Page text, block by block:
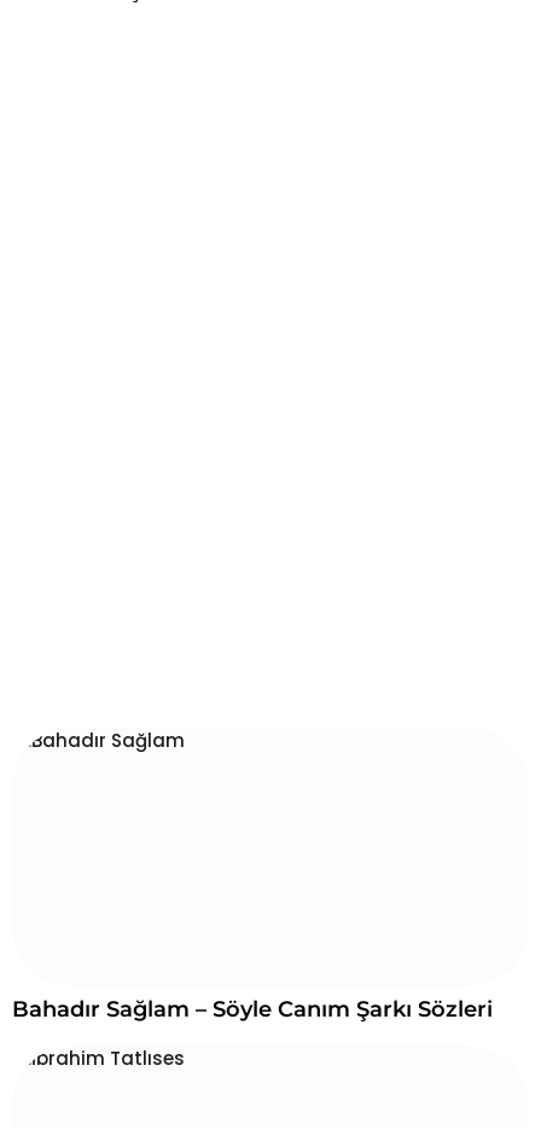
Bahadır Sağlam – Söyle Canım Şarkı Sözleri